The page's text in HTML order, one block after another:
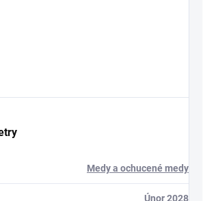
Medy a ochucené medy
Únor 2028